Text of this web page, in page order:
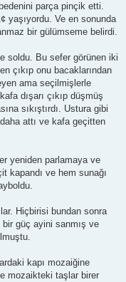
parça pinçik etti.
yaşıyordu. Ve en sonunda
bir gülümseme belirdi.
soldu. Bu sefer görünen iki
çıkıp onu bacaklarından
ama seçilmişlerle
dışarı çıkıp düşmüş
sıkıştırdı. Ustura gibi
attı ve kafa geçitten
yeniden parlamaya ve
kapandı ve hem sunağı
Hiçbirisi bundan sonra
güç ayini sanmış ve
kapı mozaiğine
mozaikteki taşlar birer